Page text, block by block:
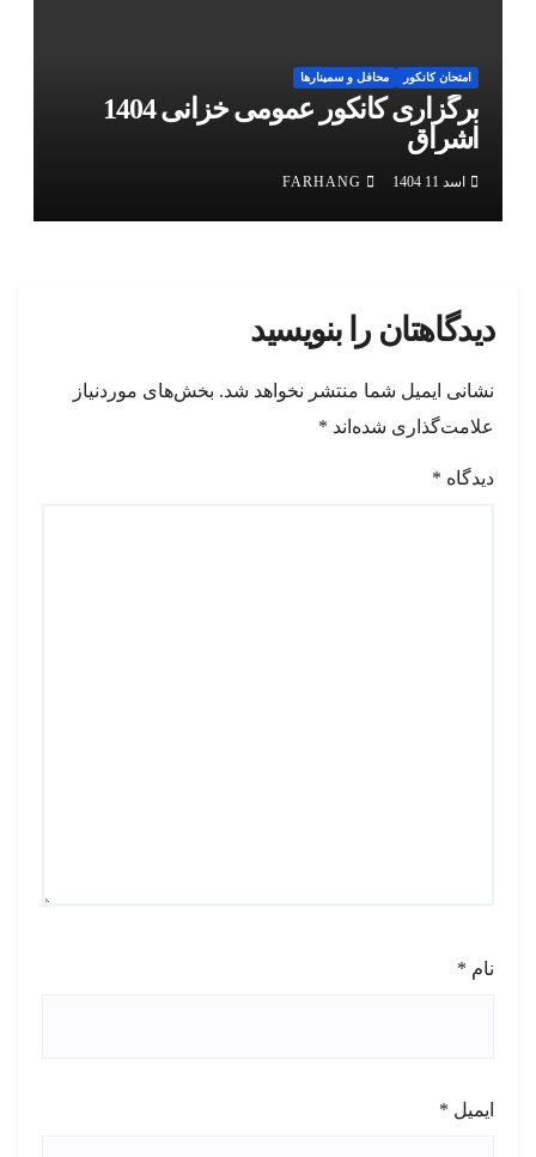
امتحان کانکور محافل و سمینارها
برگزاری کانکور عمومی خزانی 1404
اشراق
اسد 11 1404 FARHANG
دیدگاهتان را بنویسید
نشانی ایمیل شما منتشر نخواهد شد. بخش‌های موردنیاز
علامت‌گذاری شده‌اند *
دیدگاه *
نام *
ایمیل *